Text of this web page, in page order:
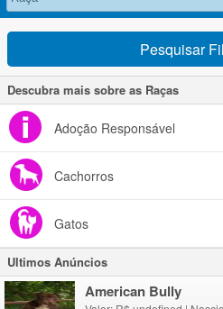
Pesquisar
Descubra mais sobre as Raças
Adoção Responsável
Cachorros
Gatos
Ultimos Anúncios
American Bully